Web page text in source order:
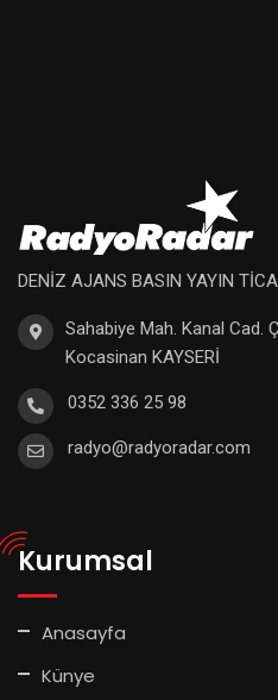
DENİZ AJANS BASIN YAYIN
Sahabiye Mah. Kanal Cad.
Kocasinan KAYSERİ
0352 336 25 98
radyo@radyoradar.com
Kurumsal
Anasayfa
Künye